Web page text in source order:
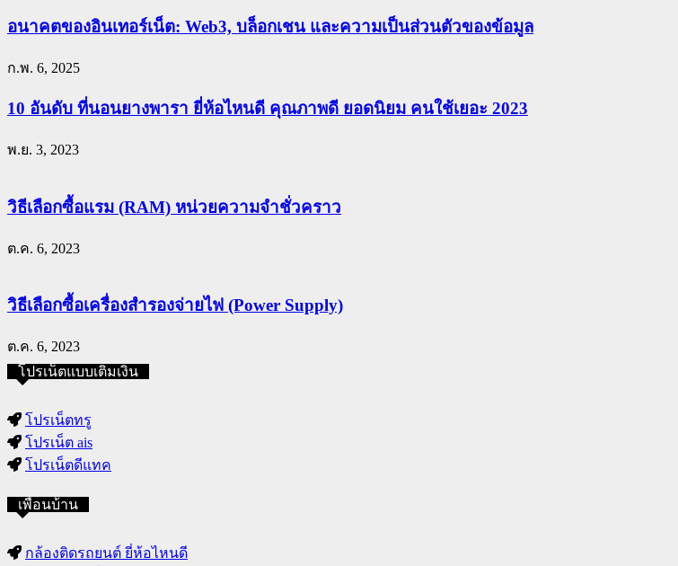
อนาคตของอินเทอร์เน็ต: Web3, บล็อกเชน และความเป็นส่วนตัวของข้อมูล
ก.พ. 6, 2025
10 อันดับ ที่นอนยางพารา ยี่ห้อไหนดี คุณภาพดี ยอดนิยม คนใช้เยอะ 2023
พ.ย. 3, 2023
วิธีเลือกซื้อแรม (RAM) หน่วยความจำชั่วคราว
ต.ค. 6, 2023
วิธีเลือกซื้อเครื่องสำรองจ่ายไฟ (Power Supply)
ต.ค. 6, 2023
โปรเน็ตแบบเติมเงิน
โปรเน็ตทรู
โปรเน็ต ais
โปรเน็ตดีแทค
เพื่อนบ้าน
กล้องติดรถยนต์ ยี่ห้อไหนดี